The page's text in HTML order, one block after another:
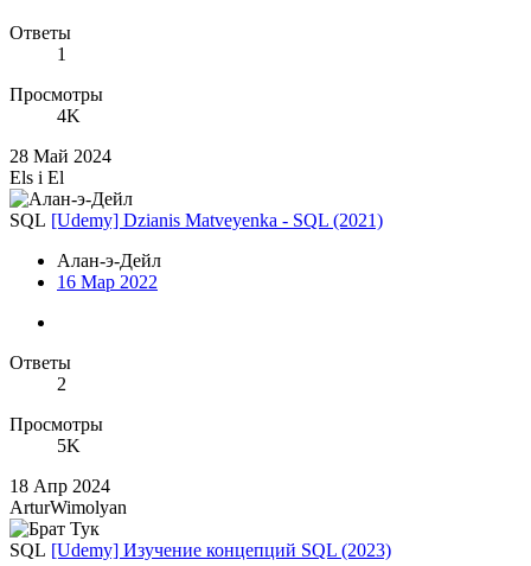
Ответы
1
Просмотры
4K
28 Май 2024
Els i El
SQL [Udemy] Dzianis Matveyenka - SQL (2021)
Алан-э-Дейл
16 Мар 2022
Ответы
2
Просмотры
5K
18 Апр 2024
ArturWimolyan
SQL [Udemy] Изучение концепций SQL (2023)